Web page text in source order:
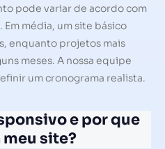
pode variar de acordo com
média, um site básico
enquanto projetos mais
meses. A nossa equipe
um cronograma realista.
e por que
site?